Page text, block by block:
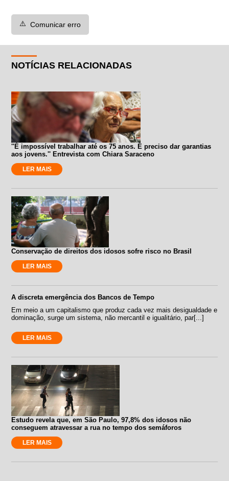
⚠️ Comunicar erro
NOTÍCIAS RELACIONADAS
''É impossível trabalhar até os 75 anos. É preciso dar garantias
aos jovens.'' Entrevista com Chiara Saraceno
LER MAIS
Conservação de direitos dos idosos sofre risco no Brasil
LER MAIS
A discreta emergência dos Bancos de Tempo
Em meio a um capitalismo que produz cada vez mais desigualdade e
dominação, surge um sistema, não mercantil e igualitário, par[...]
LER MAIS
Estudo revela que, em São Paulo, 97,8% dos idosos não
conseguem atravessar a rua no tempo dos semáforos
LER MAIS